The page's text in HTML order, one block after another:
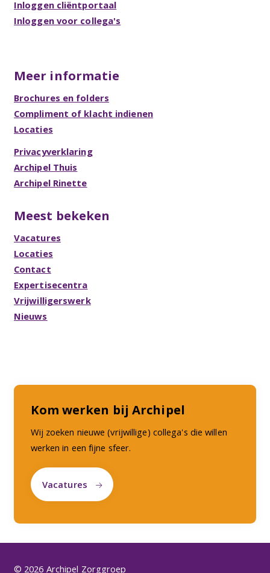
Inloggen cliëntportaal
Inloggen voor collega's
Meer informatie
Brochures en folders
Compliment of klacht indienen
Locaties
Privacyverklaring
Archipel Thuis
Archipel Rinette
Meest bekeken
Vacatures
Locaties
Contact
Expertisecentra
Vrijwilligerswerk
Nieuws
Kom werken bij Archipel
Wij zoeken nieuwe (vrijwillige) collega's die willen
werken in een fijne sfeer.
Vacatures
© 2026 Archipel Zorggroep